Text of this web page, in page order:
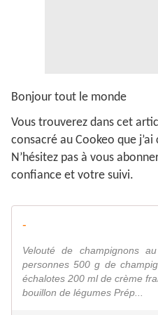
Bonjour tout le monde
Vous trouverez dans cet
consacré au Cookeo que
N’hésitez pas à vous
confiance et votre suivi.
-
Velouté de champignons
personnes 500 g de
échalotes 200 ml de crème
bouillon de légumes Prép...